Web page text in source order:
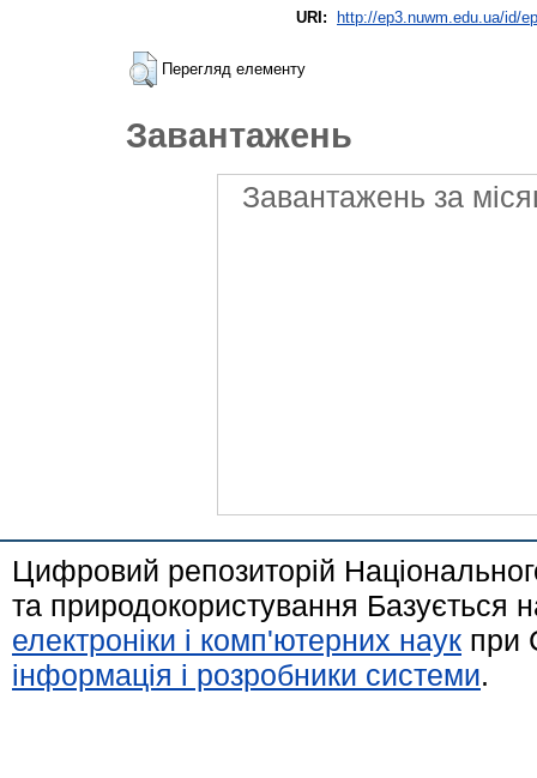
URI:
http://ep3.nuwm.edu.ua/id/
Перегляд елементу
Завантажень
Завантажень за
Цифровий репозиторій
та природокористування Базується
електроніки і комп'ютерних наук при
інформація і розробники системи.